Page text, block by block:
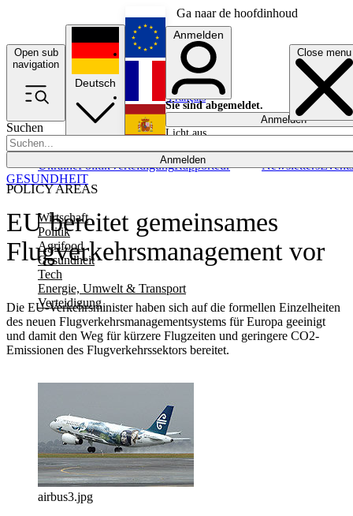
Ga naar de hoofdinhoud
Open sub
navigation
Close menu
Suchen
Anmelden
POLICY AREAS
Wirtschaft
Politik
Agrifood
Gesundheit
Tech
Energie, Umwelt & Transport
Verteidigung
UkrainePolitikVerteidigungRapporteur NewslettersEvents
Deutsch
English
Français
Anmelden
Sie sind abgemeldet.
Anmelden
Licht aus
EU bereitet gemeinsames
Flugverkehrsmanagement vor
Die EU-Verkehrsminister haben sich auf die formellen Einzelheiten
des neuen Flugverkehrsmanagementsystems für Europa geeinigt
und damit den Weg für kürzere Flugzeiten und geringere CO2-
Emissionen des Flugverkehrssektors bereitet.
GESUNDHEIT
airbus3.jpg